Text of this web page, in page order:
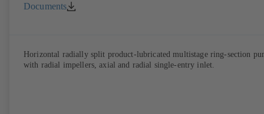
Documents
Horizontal radially split product-lubricated multistage ring-section
with radial impellers, axial and radial single-entry inlet.